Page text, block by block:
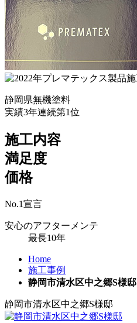
静岡県無機塗料
実績3年連続第1位
施工内容
満足度
価格
No.1宣言
安心のアフターメンテ
最長10年
Home
施工事例
静岡市清水区中之郷S様邸
静岡市清水区中之郷S様邸